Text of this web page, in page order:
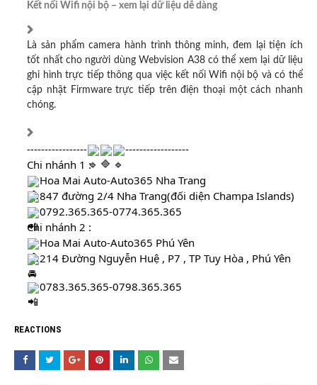
Kết nối Wifi nội bộ – xem lại dữ liệu dễ dàng
Là sản phẩm camera hành trình thông minh, đem lại tiện ích
tốt nhất cho người dùng Webvision A38 có thể xem lại dữ liệu
ghi hình trực tiếp thông qua việc kết nối Wifi nội bộ và có thể
cập nhật Firmware trực tiếp trên điện thoại một cách nhanh
chóng.
-----------------
------------------
Chi nhánh 1 :
Hoa Mai Auto-Auto365 Nha Trang
847 đường 2/4 Nha Trang(đối diện Champa Islands)
0792.365.365-0774.365.365
Chi nhánh 2 :
Hoa Mai Auto-Auto365 Phú Yên
214 Đường Nguyễn Huệ , P7 , TP Tuy Hòa , Phú Yên
0783.365.365-0798.365.365
REACTIONS